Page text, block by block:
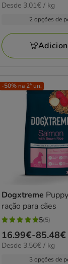
com
avaliações
de
72.18€
3.01€
Desde 3.01€ / kg
2 opções de
-50% na 2ª un.
Dogxtreme
ração para cães
5
estrelas
com
5(5)
Preço
de
16.99€-85.48€
3.56€
Desde 3.56€ / kg
3 opções de